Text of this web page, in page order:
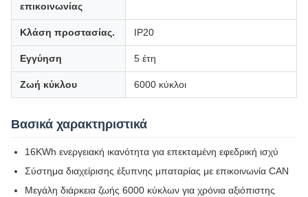
επικοινωνίας
Κλάση προστασίας. IP20
Εγγύηση 5 έτη
Ζωή κύκλου 6000 κύκλοι
Βασικά χαρακτηριστικά
16KWh ενεργειακή ικανότητα για επεκταμένη εφεδρική ισχύ
Σύστημα διαχείρισης έξυπνης μπαταρίας με επικοινωνία CAN
Μεγάλη διάρκεια ζωής 6000 κύκλων για χρόνια αξιόπιστης